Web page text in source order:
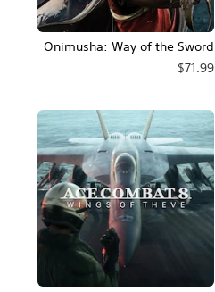
Onimusha: Way of the Sword
$71.99